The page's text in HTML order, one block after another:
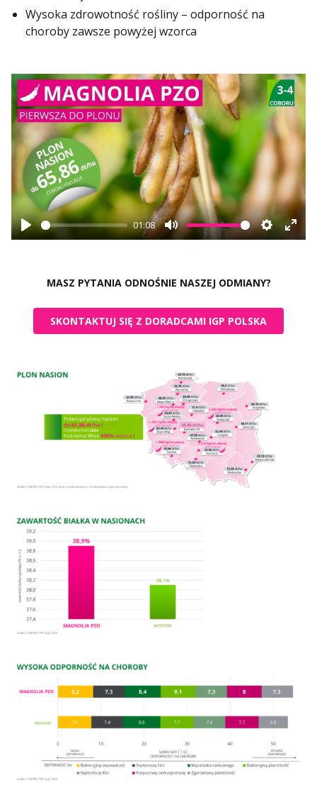
Wysoka zdrowotność rośliny – odporność na
choroby zawsze powyżej wzorca
Play
01:08
Mute Settings
Play
MASZ PYTANIA ODNOŚNIE NASZEJ ODMIANY?
SKONTAKTUJ SIĘ Z DORADCAMI IGP POLSKA